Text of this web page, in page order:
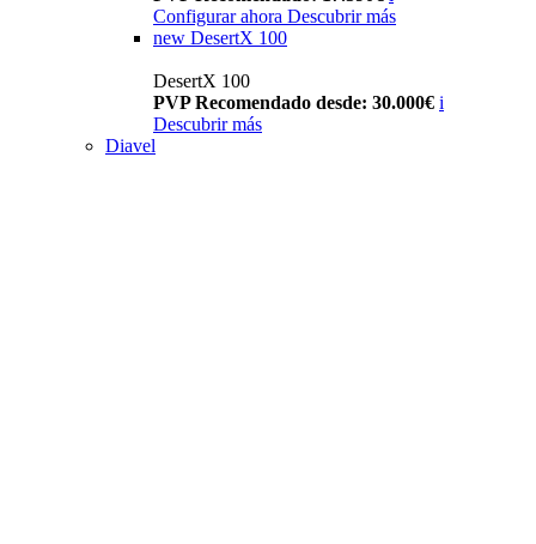
Configurar ahora Descubrir más
new DesertX 100
DesertX 100
PVP Recomendado desde: 30.000€ i
Descubrir más
Diavel